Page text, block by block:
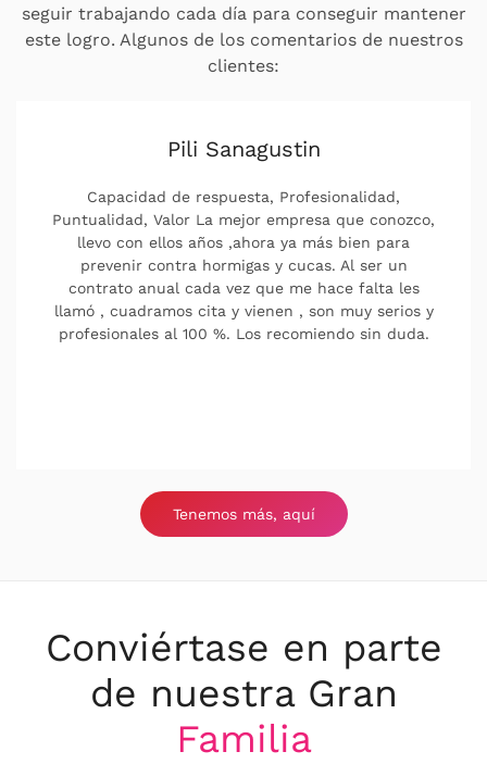
seguir trabajando cada día para conseguir mantener
este logro. Algunos de los comentarios de nuestros
clientes:
Pili Sanagustin
Capacidad de respuesta, Profesionalidad,
Puntualidad, Valor La mejor empresa que conozco,
llevo con ellos años ,ahora ya más bien para
prevenir contra hormigas y cucas. Al ser un
contrato anual cada vez que me hace falta les
llamó , cuadramos cita y vienen , son muy serios y
profesionales al 100 %. Los recomiendo sin duda.
Tenemos más, aquí
Conviértase en parte
de nuestra Gran
Familia